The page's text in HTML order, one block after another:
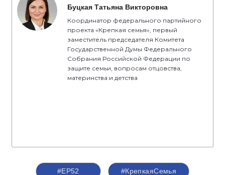
Буцкая Татьяна Викторовна
Координатор федерального партийного
проекта «Крепкая семья», первый
заместитель председателя Комитета
Государственной Думы Федерального
Собрания Российской Федерации по
защите семьи, вопросам отцовства,
материнства и детства
#ЕР52 #КрепкаяСемья